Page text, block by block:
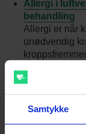
Samtykke
Allergi i
behandling
Allergi er når
unødvendig